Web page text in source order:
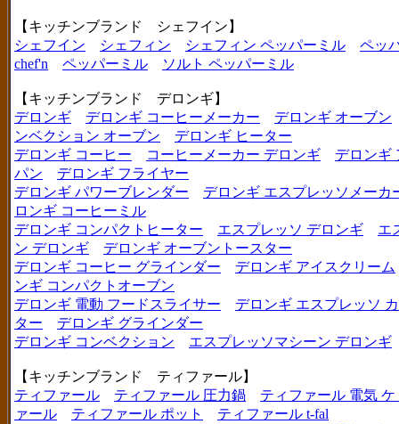
【キッチンブランド シェフイン】
シェフイン
シェフィン シェフィン ペッパーミル
ペッ
chef'n
ペッパーミル ソルト ペッパーミル
【キッチンブランド デロンギ】
デロンギ
デロンギ コーヒーメーカー
デロンギ オーブン
ンベクション オーブン
デロンギ ヒーター
デロンギ コーヒー
コーヒーメーカー デロンギ
デロンギ
パン
デロンギ フライヤー
デロンギ パワーブレンダー
デロンギ エスプレッソメーカ
ロンギ コーヒーミル
デロンギ コンパクトヒーター
エスプレッソ デロンギ
エ
ン デロンギ
デロンギ オーブントースター
デロンギ コーヒー グラインダー
デロンギ アイスクリーム
ンギ コンパクトオーブン
デロンギ 電動 フードスライサー
デロンギ エスプレッソ
ター
デロンギ グラインダー
デロンギ コンベクション
エスプレッソマシーン デロンギ
【キッチンブランド ティファール】
ティファール
ティファール 圧力鍋
ティファール 電気 ケ
ァール
ティファール ポット
ティファール t-fal